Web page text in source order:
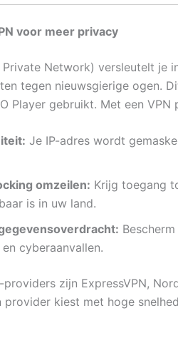
voor meer privacy
Private Network) versleutelt je
tegen nieuwsgierige ogen.
Player gebruikt. Met een
Je IP-adres wordt
omzeilen: Krijg toegang
is in uw land.
cyberaanvallen.
zijn ExpressVPN,
provider kiest met hoge